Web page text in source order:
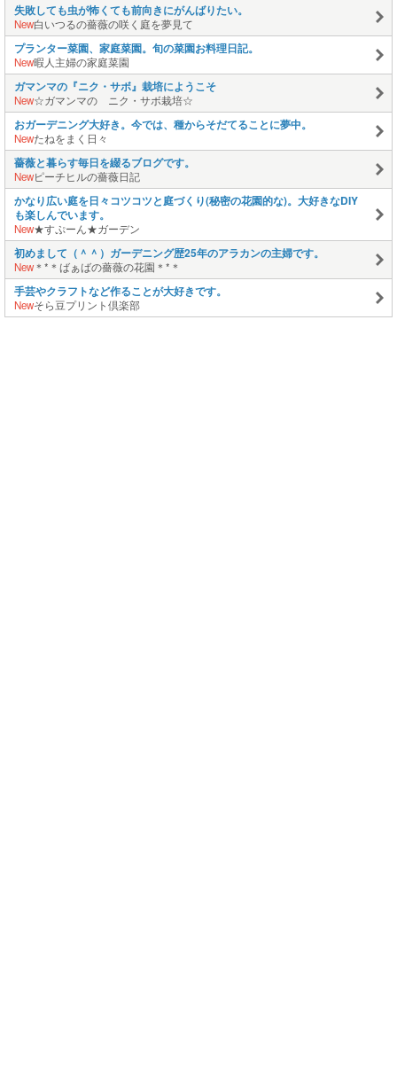
失敗しても虫が怖くても前向きにがんばりたい。
New白いつるの薔薇の咲く庭を夢見て
プランター菜園、家庭菜園。旬の菜園お料理日記。
New暇人主婦の家庭菜園
ガマンマの『ニク・サボ』栽培にようこそ
New☆ガマンマの ニク・サボ栽培☆
おガーデニング大好き。今では、種からそだてることに夢中。
Newたねをまく日々
薔薇と暮らす毎日を綴るブログです。
Newピーチヒルの薔薇日記
かなり広い庭を日々コツコツと庭づくり(秘密の花園的な)。大好きなDIY
も楽しんでいます。
New★すぷーん★ガーデン
初めまして（＾＾）ガーデニング歴25年のアラカンの主婦です。
New＊*＊ばぁばの薔薇の花園＊*＊
手芸やクラフトなど作ることが大好きです。
Newそら豆プリント倶楽部